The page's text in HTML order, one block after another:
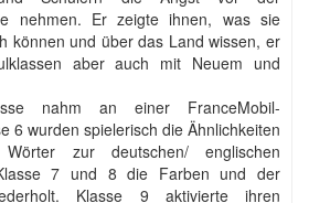
nehmen. Er zeigte ihnen, was sie
können und über das Land wissen, er
aber auch mit Neuem und
nahm an einer FranceMobil-
6 wurden spielerisch die Ähnlichkeiten
zur deutschen/ englischen
7 und 8 die Farben und der
Klasse 9 aktivierte ihren